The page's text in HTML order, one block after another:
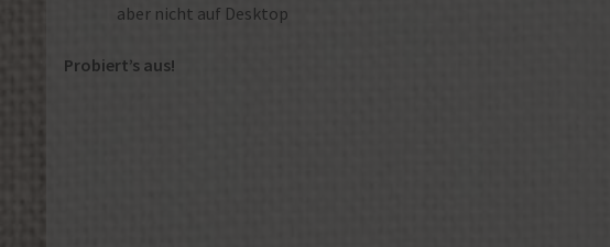
aber nicht auf Desktop
Probiert’s aus!